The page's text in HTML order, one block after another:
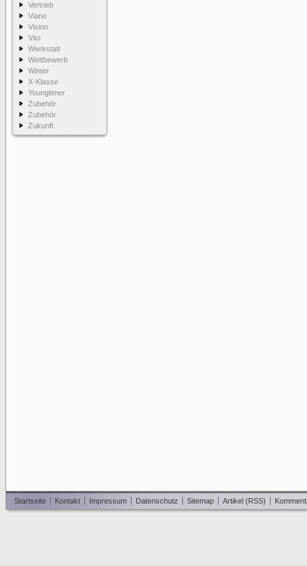
Vertrieb
Viano
Vision
Vito
Werkstatt
Wettbewerb
Winter
X-Klasse
Youngtimer
Zubehör
Zubehör
Zukunft
Startseite Kontakt Impressum Datenschutz Sitemap Artikel (RSS)